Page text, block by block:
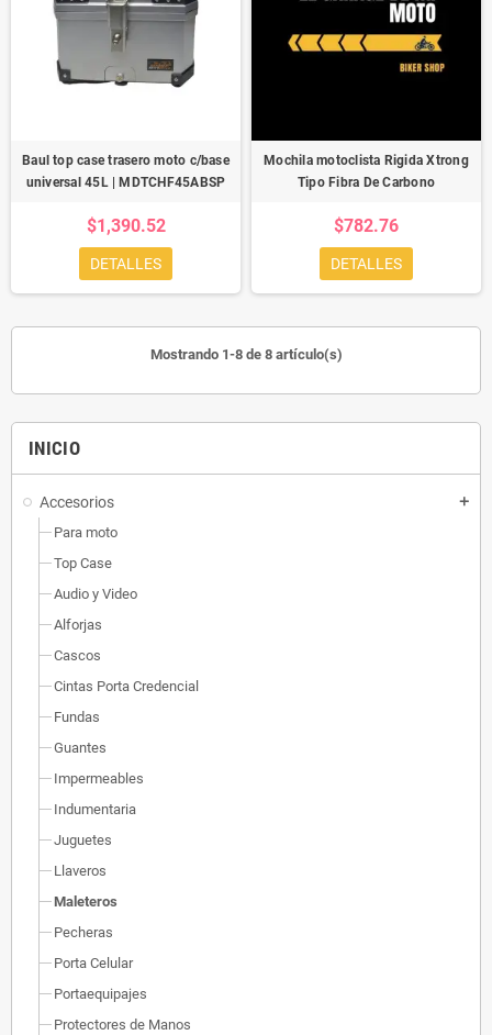
INICIO
Accesorios add
Para moto
Top Case
Audio y Video
Alforjas
Cascos
Cintas Porta Credencial
Fundas
Guantes
Impermeables
Indumentaria
Juguetes
Llaveros
Maleteros
Pecheras
Porta Celular
Portaequipajes
Protectores de Manos
Baul top case trasero moto c/base
universal 45L | MDTCHF45ABSP
$1,390.52
DETALLES
Mochila motoclista Rigida Xtrong
Tipo Fibra De Carbono
$782.76
DETALLES
Mostrando 1-8 de 8 artículo(s)